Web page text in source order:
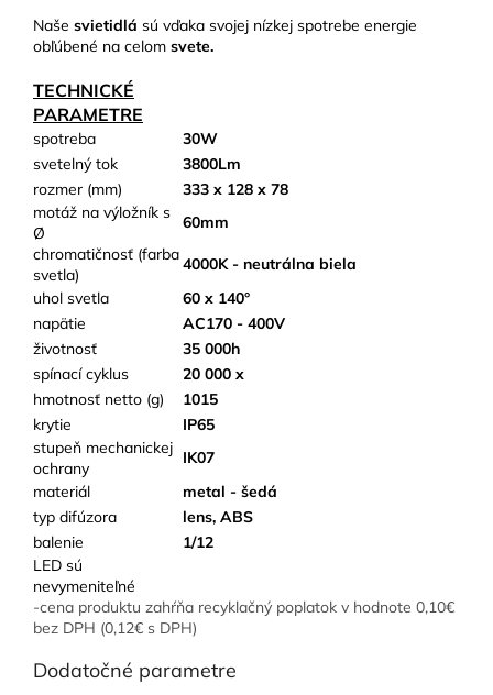
Naše svietidlá sú vďaka svojej nízkej spotrebe energie
obľúbené na celom svete.
TECHNICKÉ
PARAMETRE
spotreba
30W
svetelný tok
3800Lm
rozmer (mm)
333 x 128 x 78
motáž na výložník s
Ø
60mm
chromatičnosť (farba
svetla)
4000K - neutrálna biela
uhol svetla
60 x 140°
napätie
AC170 - 400V
životnosť
35 000h
spínací cyklus
20 000 x
hmotnosť netto (g)
1015
krytie
IP65
stupeň mechanickej
ochrany
IK07
materiál
metal - šedá
typ difúzora
lens, ABS
balenie
1/12
LED sú
nevymeniteľné
-cena produktu zahŕňa recyklačný poplatok v hodnote 0,10€
bez DPH (0,12€ s DPH)
Dodatočné parametre